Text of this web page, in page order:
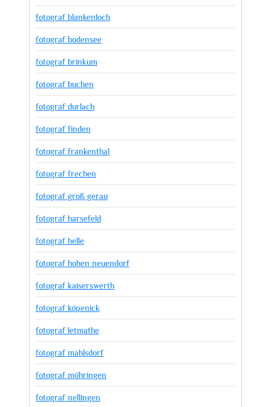
fotograf blankenloch
fotograf bodensee
fotograf brinkum
fotograf buchen
fotograf durlach
fotograf finden
fotograf frankenthal
fotograf frechen
fotograf groß gerau
fotograf harsefeld
fotograf helle
fotograf hohen neuendorf
fotograf kaiserswerth
fotograf köpenick
fotograf letmathe
fotograf mahlsdorf
fotograf möhringen
fotograf nellingen